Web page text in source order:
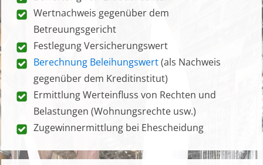
Wertnachweis gegenüber dem
Betreuungsgericht
Festlegung Versicherungswert
Berechnung Beleihungswert(als Nachweis
gegenüber dem Kreditinstitut)
Ermittlung Werteinfluss von Rechten und
Belastungen (Wohnungsrechte usw.)
Zugewinnermittlung bei Ehescheidung